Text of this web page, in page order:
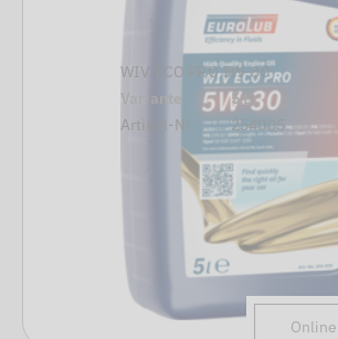
WIV ECO PRO 5W-30
Variante
5 L
Artikel-Nr.
254005